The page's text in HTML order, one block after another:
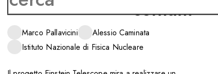
contatti
Marco Pallavicini
Alessio Caminata
Istituto Nazionale di Fisica Nucleare